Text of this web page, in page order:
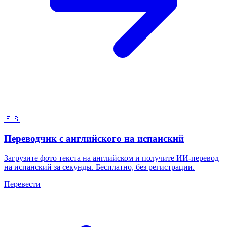
🇪🇸
Переводчик с английского на испанский
Загрузите фото текста на английском и получите ИИ-перевод
на испанский за секунды. Бесплатно, без регистрации.
Перевести